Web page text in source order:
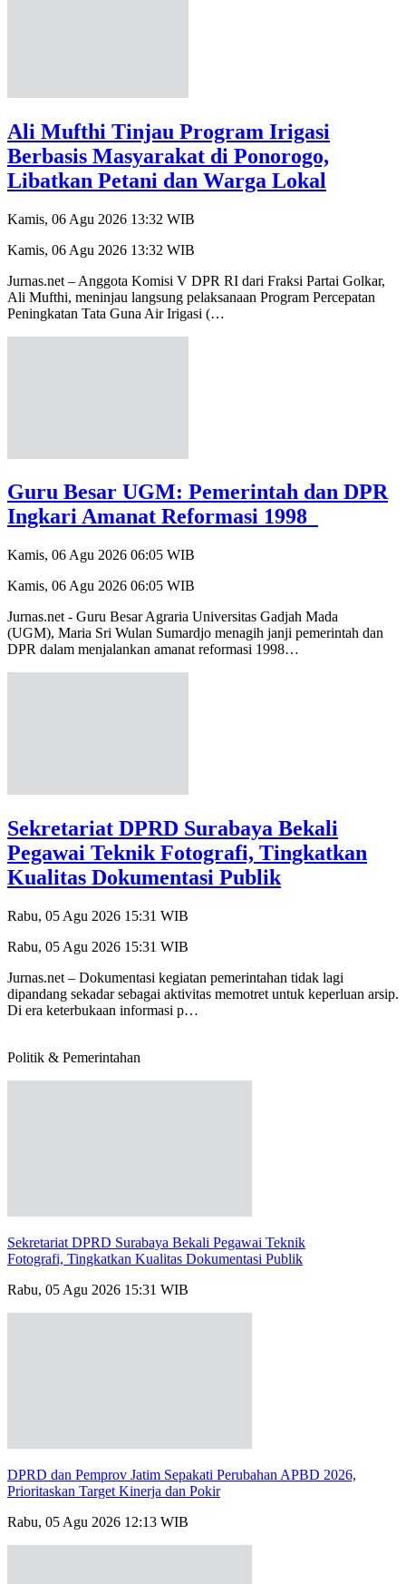
Ali Mufthi Tinjau Program Irigasi
Berbasis Masyarakat di Ponorogo,
Libatkan Petani dan Warga Lokal
Kamis, 06 Agu 2026 13:32 WIB
Kamis, 06 Agu 2026 13:32 WIB
Jurnas.net – Anggota Komisi V DPR RI dari Fraksi Partai Golkar,
Ali Mufthi, meninjau langsung pelaksanaan Program Percepatan
Peningkatan Tata Guna Air Irigasi (…
Guru Besar UGM: Pemerintah dan DPR
Ingkari Amanat Reformasi 1998
Kamis, 06 Agu 2026 06:05 WIB
Kamis, 06 Agu 2026 06:05 WIB
Jurnas.net - Guru Besar Agraria Universitas Gadjah Mada
(UGM), Maria Sri Wulan Sumardjo menagih janji pemerintah dan
DPR dalam menjalankan amanat reformasi 1998…
Sekretariat DPRD Surabaya Bekali
Pegawai Teknik Fotografi, Tingkatkan
Kualitas Dokumentasi Publik
Rabu, 05 Agu 2026 15:31 WIB
Rabu, 05 Agu 2026 15:31 WIB
Jurnas.net – Dokumentasi kegiatan pemerintahan tidak lagi
dipandang sekadar sebagai aktivitas memotret untuk keperluan arsip.
Di era keterbukaan informasi p…
Politik & Pemerintahan
Sekretariat DPRD Surabaya Bekali Pegawai Teknik
Fotografi, Tingkatkan Kualitas Dokumentasi Publik
Rabu, 05 Agu 2026 15:31 WIB
DPRD dan Pemprov Jatim Sepakati Perubahan APBD 2026,
Prioritaskan Target Kinerja dan Pokir
Rabu, 05 Agu 2026 12:13 WIB